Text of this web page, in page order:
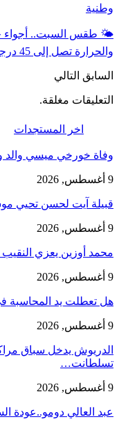
وطنية
🌤️ طقس السبت.. أجواء
والحرارة تصل إلى 45 درجة ببعض…
السابق التالي
التعليقات مغلقة.
اخر المستجدات
وفاة خورخي ميسي والد
9 أغسطس, 2026
قبيلة آيت لحسن تحيي
9 أغسطس, 2026
محمد أوزين يعزي
9 أغسطس, 2026
هل تعطلت يد المحاسبة
9 أغسطس, 2026
الدريوش يدخل سباق
تسلطانت…
9 أغسطس, 2026
عبد العالي دومو..عودة